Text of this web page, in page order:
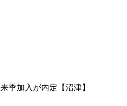
季加入が内定【沼津】